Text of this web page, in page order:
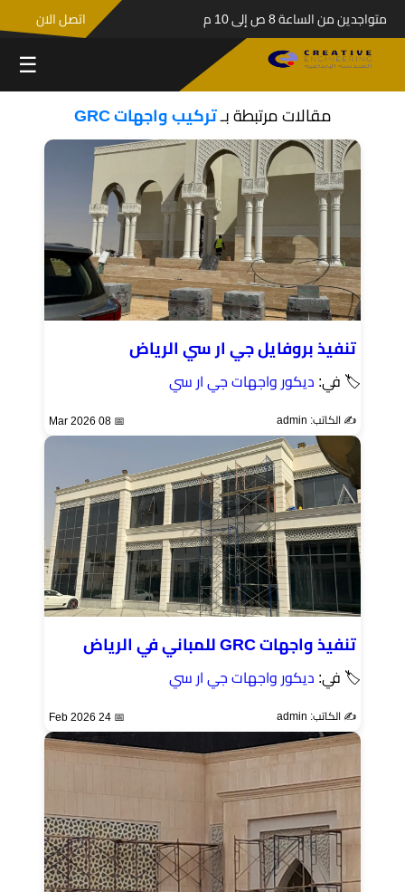
متواجدين من الساعة 8 ص إلى 10 م اتصل الان
☰
مقالات مرتبطة بـتركيب واجهات GRC
تنفيذ بروفايل جي ار سي الرياض
🏷 في: ديكور واجهات جي ار سي
✍️ الكاتب: admin 📅 08 Mar 2026
تنفيذ واجهات GRC للمباني في الرياض
🏷 في: ديكور واجهات جي ار سي
✍️ الكاتب: admin 📅 24 Feb 2026